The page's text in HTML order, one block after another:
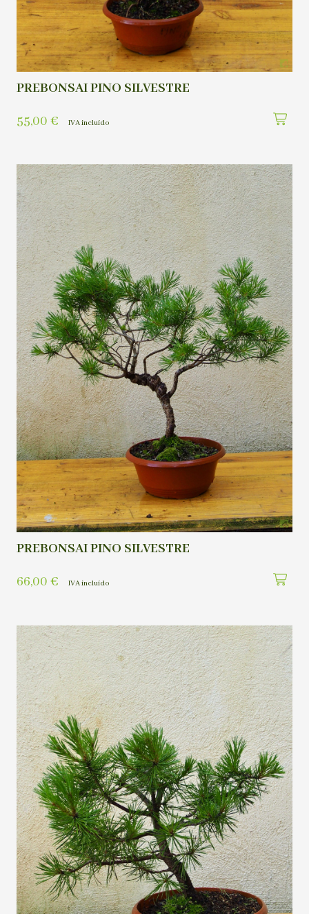
PREBONSAI PINO SILVESTRE
55,00 € IVA incluído
PREBONSAI PINO SILVESTRE
66,00 € IVA incluído